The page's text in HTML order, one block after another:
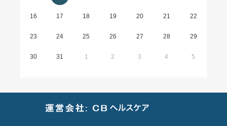
16 17 18 19 20 21 22
23 24 25 26 27 28 29
30 31 1 2 3 4 5